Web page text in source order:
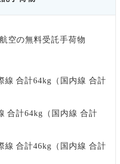
空の無料受託手荷物
線 合計64kg（国内線 合計
合計64kg（国内線 合計
線 合計46kg（国内線 合計